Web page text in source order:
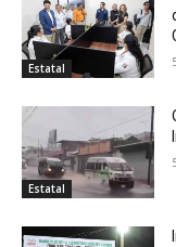
Estatal
Estatal